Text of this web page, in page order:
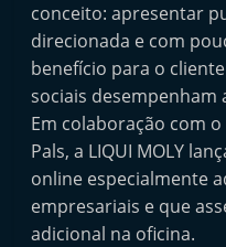
u
t
o
m
ó
v
e
l
conceito: apresentar
direcionada e com
benefício para o
sociais
Em colaboração com
Pals, a LIQUI MOLY
online especialmente
empresariais e que
adicional na oficina.